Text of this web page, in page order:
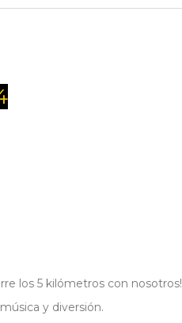
los 5 kilómetros con nosotros!
y diversión.